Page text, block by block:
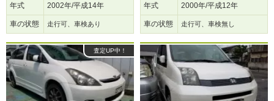
年式 2002年/平成14年
車の状態 走行可、車検あり
年式 2000年/平成12年
車の状態 走行可、車検無し
査定UP中！